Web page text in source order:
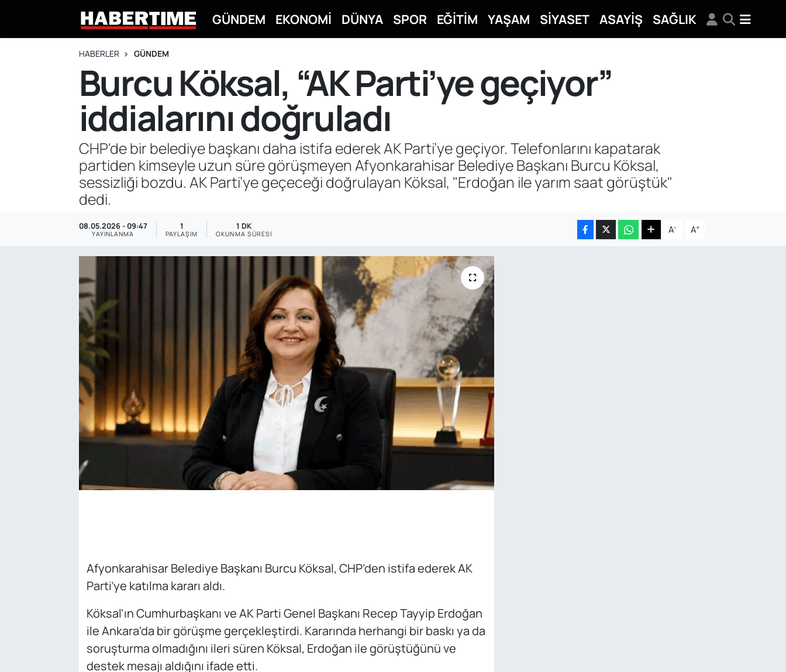
GÜNDEM EKONOMİ DÜNYA SPOR EĞİTİM YAŞAM SİYASET ASAYİŞ SAĞLIK
HABERLER GÜNDEM
Burcu Köksal, “AK Parti’ye geçiyor”
iddialarını doğruladı
CHP'de bir belediye başkanı daha istifa ederek AK Parti’ye geçiyor. Telefonlarını kapatarak
partiden kimseyle uzun süre görüşmeyen Afyonkarahisar Belediye Başkanı Burcu Köksal,
sessizliği bozdu. AK Parti’ye geçeceği doğrulayan Köksal, "Erdoğan ile yarım saat görüştük"
dedi.
08.05.2026 - 09:47
YAYINLANMA
1
PAYLAŞIM
1 DK
OKUNMA SÜRESI A- A+
Afyonkarahisar Belediye Başkanı Burcu Köksal, CHP’den istifa ederek AK
Parti’ye katılma kararı aldı.
Köksal'ın Cumhurbaşkanı ve AK Parti Genel Başkanı Recep Tayyip Erdoğan
ile Ankara'da bir görüşme gerçekleştirdi. Kararında herhangi bir baskı ya da
soruşturma olmadığını ileri süren Köksal, Erdoğan ile görüştüğünü ve
destek mesajı aldığını ifade etti.
Eskişehir Hava Durumu
Eskişehir Namaz Vakitleri
Eskişehir Trafik Yoğunluk Haritası
Süper Lig Puan Durumu ve Fikstür
Tüm Manşetler
Son Dakika Haberleri
Haber Arşivi